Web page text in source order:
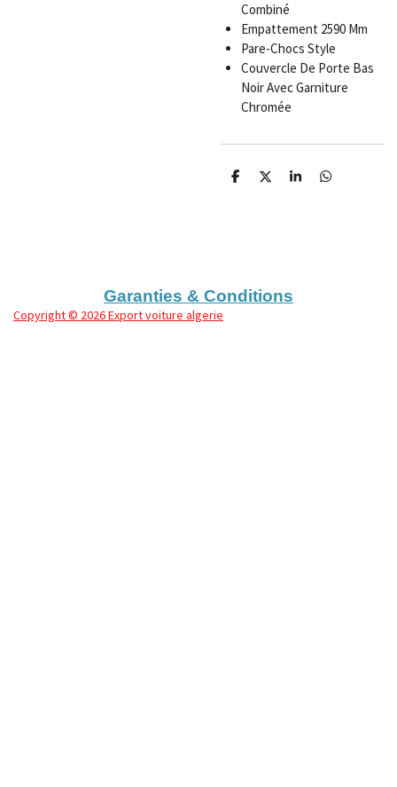
Combiné
Empattement 2590 Mm
Pare-Chocs Style
Couvercle De Porte Bas
Noir Avec Garniture
Chromée
P
P
P
P
Garanties & Conditions
Copyright© 2026 Export voiture algerie